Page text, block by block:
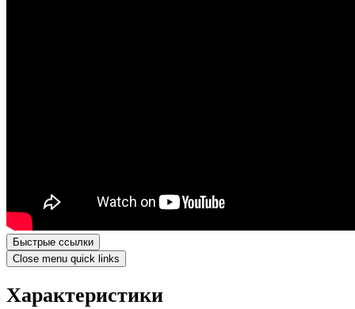
Быстрые ссылки
Close menu quick links
Характеристики